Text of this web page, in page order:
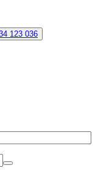
123 036